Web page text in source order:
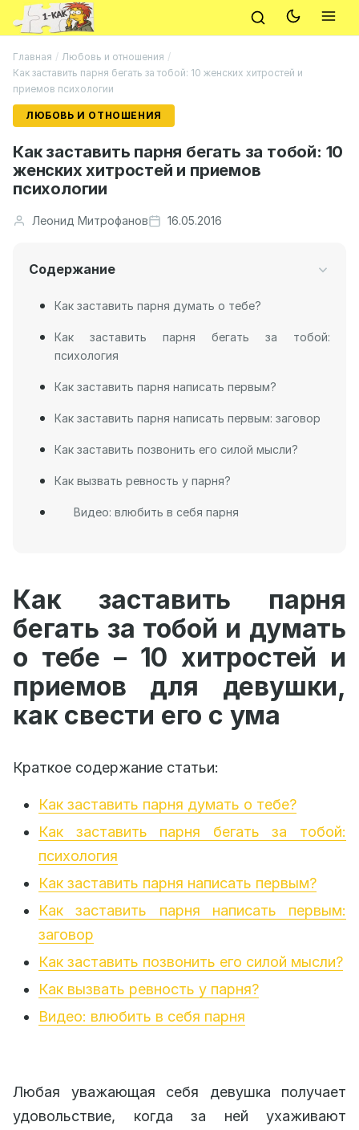
Главная / Любовь и отношения /
Как заставить парня бегать за тобой: 10 женских хитростей и
приемов психологии
ЛЮБОВЬ И ОТНОШЕНИЯ
Как заставить парня бегать за тобой: 10
женских хитростей и приемов
психологии
Леонид Митрофанов 16.05.2016
Содержание
Как заставить парня думать о тебе?
Как заставить парня бегать за тобой:
психология
Как заставить парня написать первым?
Как заставить парня написать первым: заговор
Как заставить позвонить его силой мысли?
Как вызвать ревность у парня?
Видео: влюбить в себя парня
Как заставить парня
бегать за тобой и думать
о тебе – 10 хитростей и
приемов для девушки,
как свести его с ума
Краткое содержание статьи:
Как заставить парня думать о тебе?
Как заставить парня бегать за тобой:
психология
Как заставить парня написать первым?
Как заставить парня написать первым:
заговор
Как заставить позвонить его силой мысли?
Как вызвать ревность у парня?
Видео: влюбить в себя парня
Любая уважающая себя девушка получает
удовольствие, когда за ней ухаживают